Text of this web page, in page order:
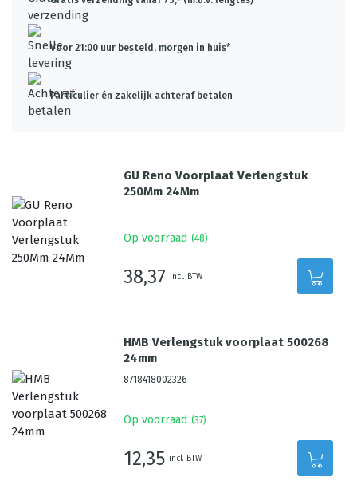
Voor 21:00 uur besteld, morgen in huis*
Particulier én zakelijk achteraf betalen
GU Reno Voorplaat Verlengstuk
250Mm 24Mm
Op voorraad (48)
38,37 incl. BTW
HMB Verlengstuk voorplaat 500268
24mm
8718418002326
Op voorraad (37)
12,35 incl. BTW